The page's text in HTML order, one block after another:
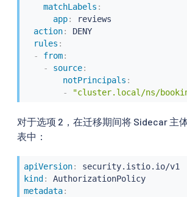
matchLabels :
app:
reviews
action:
DENY
rules :
-
from:
-
source:
notPrincipals :
-
"cluster.local/ns/
对于选项 2，在迁移期间将 Sidecar 主
表中：
apiVersion:
security.istio.io/v1
kind :
AuthorizationPolicy
metadata: